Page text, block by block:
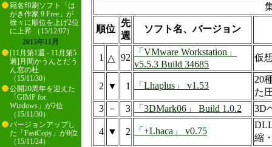
宛名印刷ソフト「は
がき作家 9 Free」が
徐々に順位を上げ2位
に上昇 （15/12/07）
2015年11月
[11月第1週 - 11月第5
週]月間かうんとだう
ん窓の杜
（15/11/30）
公開20周年を迎えた
「GIMP for
Windows」が2位
（15/11/30）
バージョンアップし
た「FastCopy」が8位
（15/11/24）
順位
先
週
ソフト名、バージョン
1 △ 92
「VMware Workstation」
v5.5.3 Build 34685
仮
2 ▼ 1 「Lhaplus」 v1.53
20
た
3 － 3 「3DMark06」 Build 1.0.2 3D
4 ▼ 2 「+Lhaca」 v0.75
縮